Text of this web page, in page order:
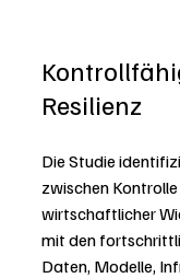
Resilienz
Die Studie
zwischen
wirtschaftlicher
mit den
Daten, Modelle,